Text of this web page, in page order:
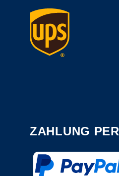
ZAHLUNG PER